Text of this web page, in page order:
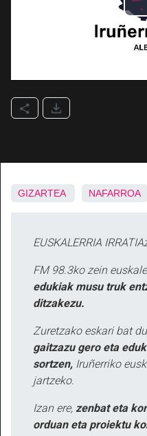
GIZARTEA NAFARROA
EUSKALERRIA
FM 98.3ko zein
edukiak musu truk
ditzakezu.
Zuretzako eskari bat
gaitzazu gero eta
sortzen, Iruñerriko
jartzeko.
Izan ere, zenbat eta
orduan eta proiektu